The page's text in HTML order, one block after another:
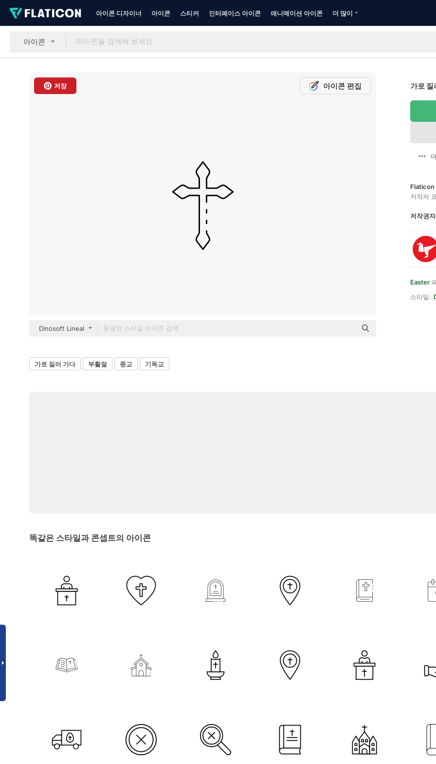
아이콘 디자이너 아이콘 스티커 인터페이스 아이콘 애니메이션 아이콘 더 많이
아이콘
저장 아이콘 편집
Dinosoft Lineal
가로 질
Flaticon
저작자
저작권
Easter
스타일:
가로 질러 가다 부활절 종교 기독교
똑같은 스타일과 콘셉트의 아이콘